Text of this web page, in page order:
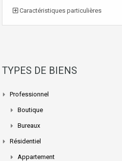
Caractéristiques particulières
TYPES DE BIENS
Professionnel
Boutique
Bureaux
Résidentiel
Appartement